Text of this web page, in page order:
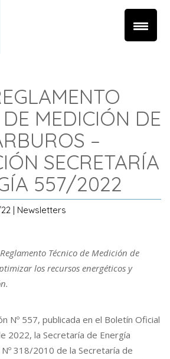
MEDICIÓN DE
–
SECRETARÍA
557/2022
| Newsletters
Técnico de Medición de
los recursos energéticos y
Nº 557, publicada en el Boletín Oficial
2022, la Secretaría de Energía
318/2010 de la Secretaría de